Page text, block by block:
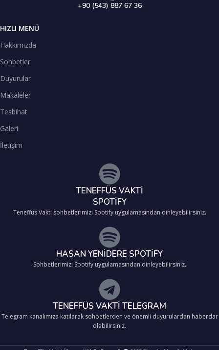
+90 (543) 887 67 36
HIZLI MENÜ
Hakkımızda
Sohbetler
Duyurular
Makaleler
Tesbihat
Galeri
İletişim
TENEFFÜS VAKTİ
SPOTİFY
Teneffüs Vakti sohbetlerimizi Spotify uygulamasından dinleyebilirsiniz.
HASAN YENİDERE SPOTİFY
Sohbetlerimizi Spotify uygulamasından dinleyebilirsiniz.
TENEFFÜS VAKTİ TELEGRAM
Telegram kanalımıza katılarak sohbetlerden ve önemli duyurulardan haberdar
olabilirsiniz.